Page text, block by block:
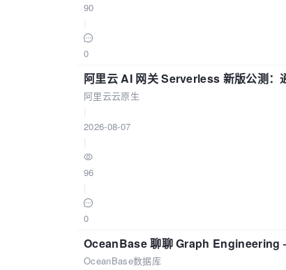
90
0
阿里云 AI 网关 Serverless 新版公测
阿里云云原生
2026-08-07
96
0
OceanBase 聊聊 Graph
OceanBase数据库